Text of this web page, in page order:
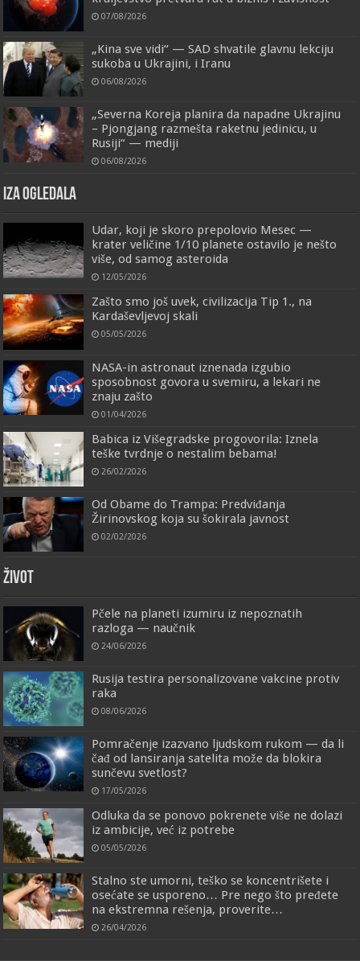
07/08/2026
„Kina sve vidi“ — SAD shvatile glavnu lekciju
sukoba u Ukrajini, i Iranu
06/08/2026
„Severna Koreja planira da napadne Ukrajinu
– Pjongjang razmešta raketnu jedinicu, u
Rusiji“ — mediji
06/08/2026
IZA OGLEDALA
Udar, koji je skoro prepolovio Mesec —
krater veličine 1/10 planete ostavilo je nešto
više, od samog asteroida
12/05/2026
Zašto smo još uvek, civilizacija Tip 1., na
Kardaševljevoj skali
05/05/2026
NASA-in astronaut iznenada izgubio
sposobnost govora u svemiru, a lekari ne
znaju zašto
01/04/2026
Babica iz Višegradske progovorila: Iznela
teške tvrdnje o nestalim bebama!
26/02/2026
Od Obame do Trampa: Predviđanja
Žirinovskog koja su šokirala javnost
02/02/2026
ŽIVOT
Pčele na planeti izumiru iz nepoznatih
razloga — naučnik
24/06/2026
Rusija testira personalizovane vakcine protiv
raka
08/06/2026
Pomračenje izazvano ljudskom rukom — da li
čađ od lansiranja satelita može da blokira
sunčevu svetlost?
17/05/2026
Odluka da se ponovo pokrenete više ne dolazi
iz ambicije, već iz potrebe
05/05/2026
Stalno ste umorni, teško se koncentrišete i
osećate se usporeno… Pre nego što pređete
na ekstremna rešenja, proverite…
26/04/2026